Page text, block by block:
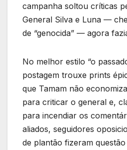
campanha soltou críticas
General Silva e Luna —
de “genocida” — agora
No melhor estilo “o
postagem trouxe prints
que Tamam não
para criticar o general e,
para incendiar os
aliados, seguidores
de plantão fizeram